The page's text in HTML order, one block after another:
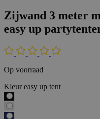
Zijwand 3 meter
easy up
Op voorraad
Kleur easy up tent